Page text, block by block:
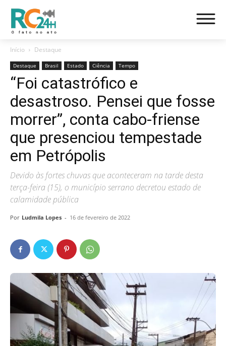
Início Destaque
Destaque Brasil Estado Ciência Tempo
“Foi catastrófico e
desastroso. Pensei que fosse
morrer”, conta cabo-friense
que presenciou tempestade
em Petrópolis
Devido às fortes chuvas que aconteceram na tarde desta
terça-feira (15), o município serrano decretou estado de
calamidade pública
Por Ludmila Lopes - 16 de fevereiro de 2022